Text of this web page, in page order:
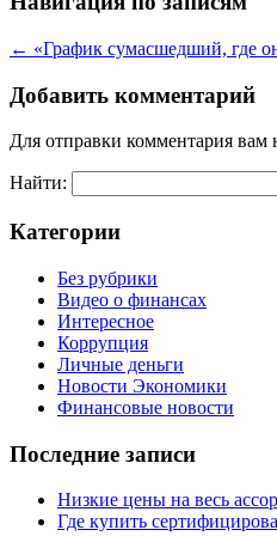
← «График сумасшедший, где
Добавить комментарий
Для отправки комментария вам
Найти:
Категории
Без рубрики
Видео о финансах
Интересное
Коррупция
Личные деньги
Новости Экономики
Финансовые новости
Последние записи
Низкие цены на весь
Где купить